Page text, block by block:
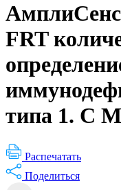
FRT
типа 1. С
Распечатать
Поделиться